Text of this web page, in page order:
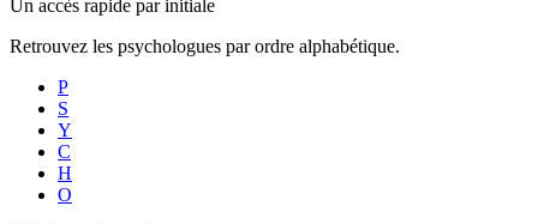
Un accès rapide par initiale
Retrouvez les psychologues par ordre alphabétique.
P
S
Y
C
H
O